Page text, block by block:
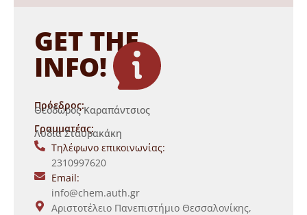
GET THE
INFO!
Πρόεδρος:
Θεόδωρος Καραπάντσιος
Γραμματέας:
Λυδία Σταυρακάκη
Τηλέφωνο επικοινωνίας:
2310997620
Email:
info@chem.auth.gr
Αριστοτέλειο Πανεπιστήμιο Θεσσαλονίκης,